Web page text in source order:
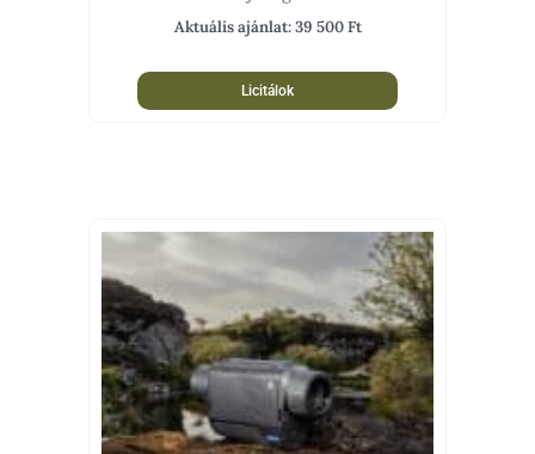
Aktuális ajánlat:39 500Ft
Licitálok